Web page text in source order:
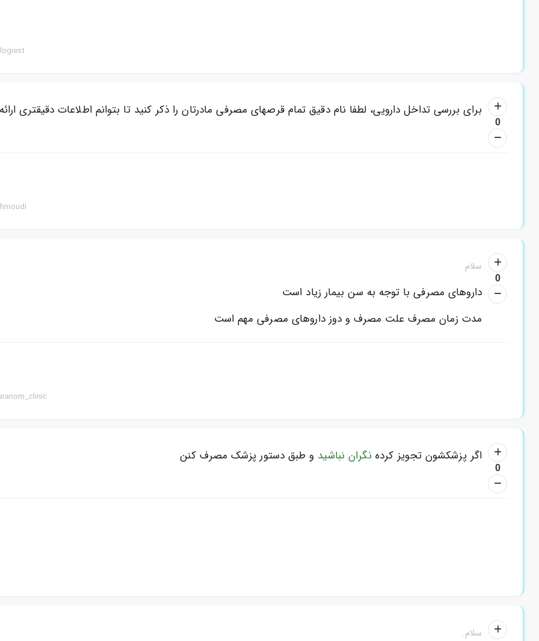
0
برای بررسی تداخل دارویی، لطفا نام دقیق تمام قرصهای مصرفی مادرتان را ذکر کنید تا بتوانم اطلاعات دقیقتری
0
سلام
داروهای مصرفی با توجه به سن بیمار زیاد است
مدت زمان مصرف علت مصرف و دوز داروهای مصرفی مهم است
0
اگر پزشکشون تجویز کرده نگران نباشید و طبق دستور پزشک مصرف کنن
سلام.